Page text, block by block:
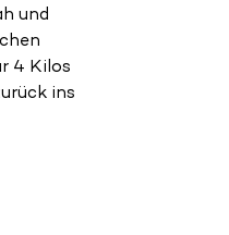
und
4 Kilos
ins